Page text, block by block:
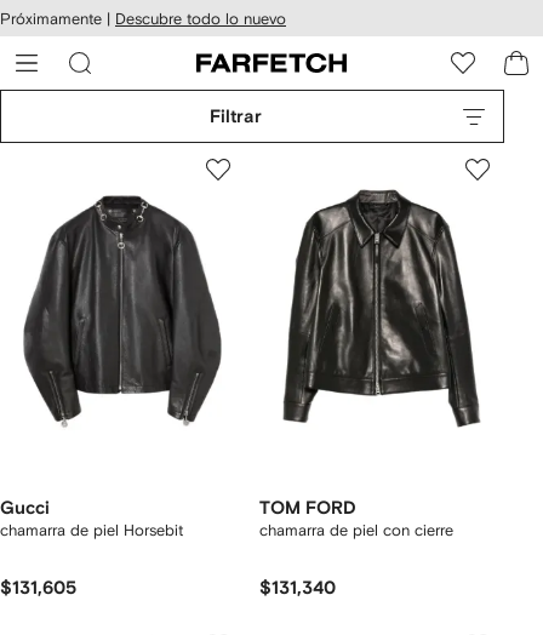
al
Próximamente | Descubre todo lo nuevo
Filtrar
Gucci
chamarra de piel Horsebit
$131,605
TOM FORD
chamarra de piel con cierre
$131,340